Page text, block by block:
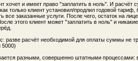
хочет и имеет право "заплатить в ноль". И
только клиент установил/продлил годовой
все заказанные услуги. После чего, остаток на
этого клиент может "заплатить в ноль" и
разве расчёт необходимой для оплаты суммы не
5000)
разными, совершенно штатными процессами: